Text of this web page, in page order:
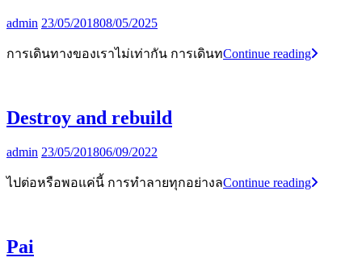
By
admin 23/05/201808/05/2025
การเดินทางของเราไม่เท่ากัน การเดินทContinue readingMy
bike
Destroy and rebuild
By
admin 23/05/201806/09/2022
ไปต่อหรือพอแค่นี้ การทำลายทุกอย่างลContinue readingDestroy
and
Pai